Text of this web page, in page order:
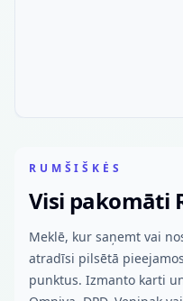
RUMŠIŠKĖS
Visi pakomāti
Meklē, kur saņemt vai
atradīsi pilsētā
punktus. Izmanto karti